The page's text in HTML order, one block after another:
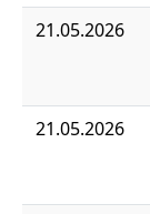
21.05.2026
21.05.2026